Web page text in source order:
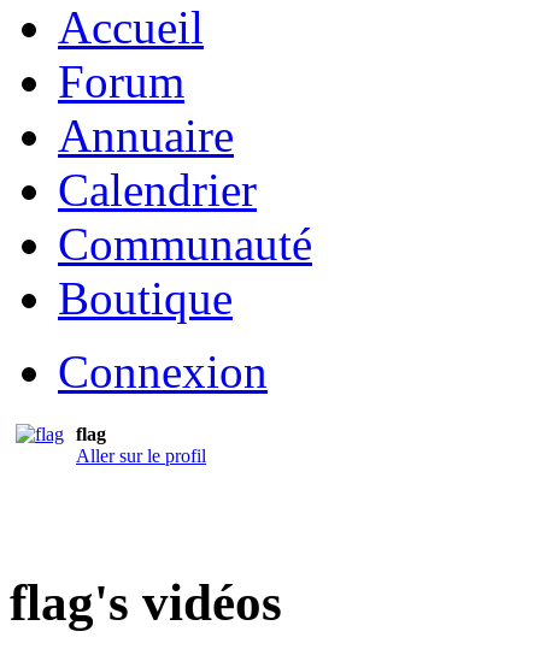
Accueil
Forum
Annuaire
Calendrier
Communauté
Boutique
Connexion
flag
Aller sur le profil
flag's vidéos